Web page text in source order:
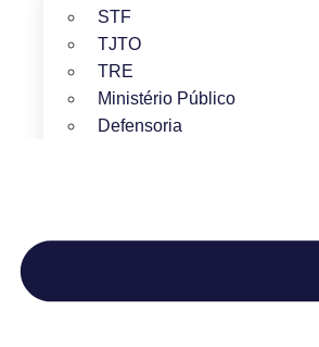
STF
TJTO
TRE
Ministério Público
Defensoria